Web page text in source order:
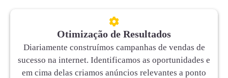
Otimização de Resultados
Diariamente construímos campanhas de vendas de
sucesso na internet. Identificamos as oportunidades e
em cima delas criamos anúncios relevantes a ponto